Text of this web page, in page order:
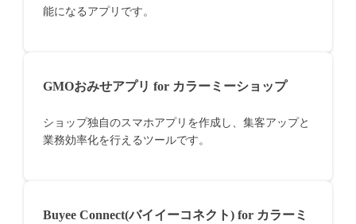
能になるアプリです。
GMOおみせアプリ for カラーミーショップ
ショップ独自のスマホアプリを作成し、集客アップと
業務効率化を行えるツールです。
Buyee Connect(バイイーコネクト) for カラーミ